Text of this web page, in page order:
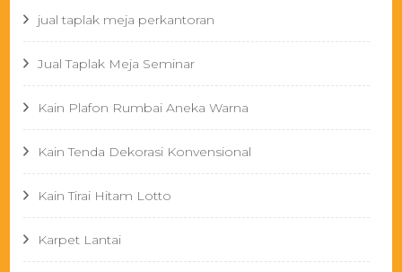
jual taplak meja perkantoran
Jual Taplak Meja Seminar
Kain Plafon Rumbai Aneka Warna
Kain Tenda Dekorasi Konvensional
Kain Tirai Hitam Lotto
Karpet Lantai